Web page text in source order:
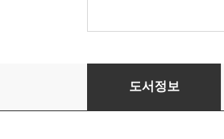
톨스토이 단편집
도서정보